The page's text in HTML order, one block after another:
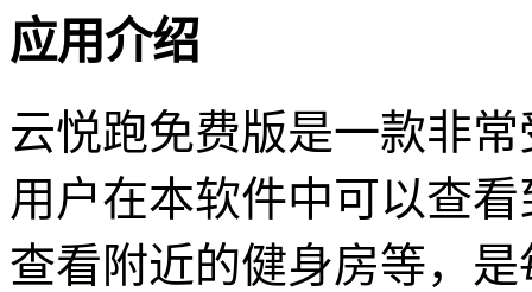
应用介绍
云悦跑免费版是一款非
用户在本软件中可以查
查看附近的健身房等，